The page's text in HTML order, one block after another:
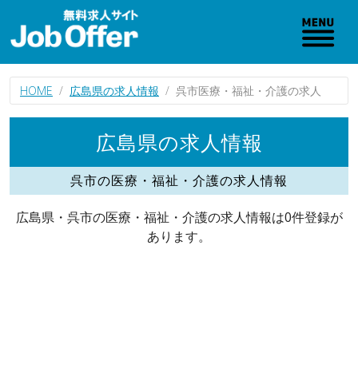
HOME 広島県の求人情報 呉市医療・福祉・介護の求人
広島県の求人情報
呉市の医療・福祉・介護の求人情報
広島県・呉市の医療・福祉・介護の求人情報は0件登録が
あります。